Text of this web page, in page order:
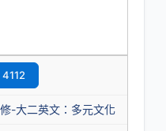
4112
-大二英文：多元文化